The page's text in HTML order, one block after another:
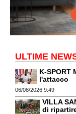
ULTIME
K-SPORT
l'attacco
06/08/2026 9:49
VILLA
di